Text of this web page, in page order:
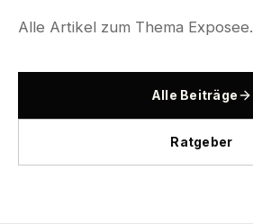
Alle Artikel zum Thema Exposee.
Alle Beiträge
Ratgeber